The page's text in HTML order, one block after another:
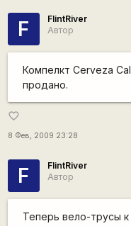
F
FlintRiver
Автор
Компелкт Cerveza
продано.
favorite_border
8 Фев, 2009 23:28
F
FlintRiver
Автор
Теперь вело-трусы